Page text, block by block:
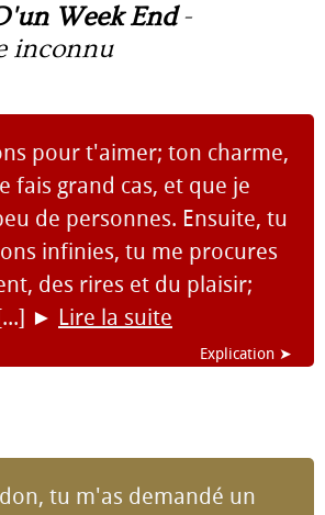
Week End-
inconnu
pour t'aimer; ton charme,
fais grand cas, et que je
de personnes. Ensuite, tu
infinies, tu me procures
des rires et du plaisir;
► Lire la suite
Explication ➤
tu m'as demandé un